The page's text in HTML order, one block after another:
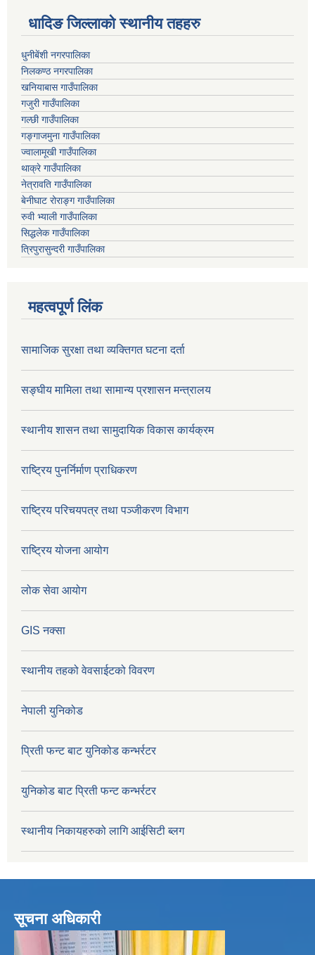
धादिङ जिल्लाकाे स्थानीय तहहरु
धुनीबेंशी नगरपालिका
निलकण्ठ नगरपालिका
खनियाबास गाउँपालिका
गजुरी गाउँपालिका
गल्छी गाउँपालिका
गङ्गाजमुना गाउँपालिका
ज्वालामूखी गाउँपालिका
थाक्रे गाउँपालिका
नेत्रावति गाउँपालिका
बेनीघाट रोराङ्ग गाउँपालिका
रुवी भ्याली गाउँपालिका
सिद्धलेक गाउँपालिका
त्रिपुरासुन्दरी गाउँपालिका
महत्वपूर्ण लिंक
सामाजिक सुरक्षा तथा व्यक्तिगत घटना दर्ता
सङ्घीय मामिला तथा सामान्य प्रशासन मन्त्रालय
स्थानीय शासन तथा सामुदायिक विकास कार्यक्रम
राष्ट्रिय पुनर्निर्माण प्राधिकरण
राष्ट्रिय परिचयपत्र तथा पञ्जीकरण विभाग
राष्ट्रिय योजना आयोग
लोक सेवा आयोग
GIS नक्सा
स्थानीय तहको वेवसाईटको विवरण
नेपाली युनिकोड
प्रिती फन्ट बाट युनिकोड कन्भर्रटर
युनिकोड बाट प्रिती फन्ट कन्भर्रटर
स्थानीय निकायहरुको लागि आईसिटी ब्लग
सूचना अधिकारी